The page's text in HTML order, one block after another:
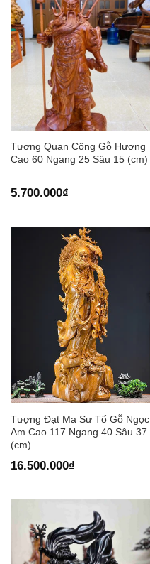
Tượng Quan Công Gỗ Hương
Cao 60 Ngang 25 Sâu 15 (cm)
5.700.000₫
Tượng Đạt Ma Sư Tổ Gỗ Ngọc
Am Cao 117 Ngang 40 Sâu 37
(cm)
16.500.000₫